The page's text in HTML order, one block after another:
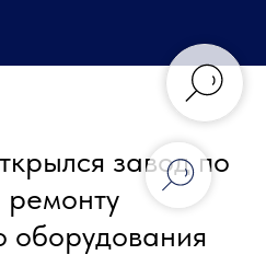
завод по
ремонту
оборудования